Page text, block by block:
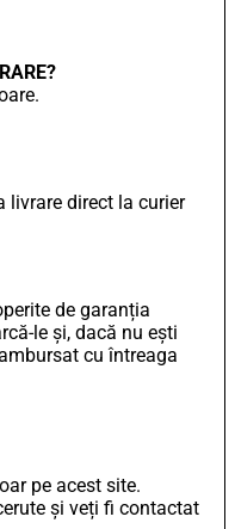
livrare direct la curier
de garanția
le și, dacă nu ești
cu întreaga
pe acest site.
și veți fi contactat